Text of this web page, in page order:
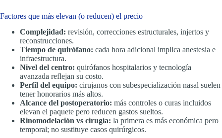
Factores que más elevan (o reducen) el precio
Complejidad: revisión, correcciones estructurales, injertos y
reconstrucciones.
Tiempo de quirófano: cada hora adicional implica anestesia e
infraestructura.
Nivel del centro: quirófanos hospitalarios y tecnología
avanzada reflejan su costo.
Perfil del equipo: cirujanos con subespecialización nasal suelen
tener honorarios más altos.
Alcance del postoperatorio: más controles o curas incluidos
elevan el paquete pero reducen gastos sueltos.
Rinomodelación vs cirugía: la primera es más económica pero
temporal; no sustituye casos quirúrgicos.